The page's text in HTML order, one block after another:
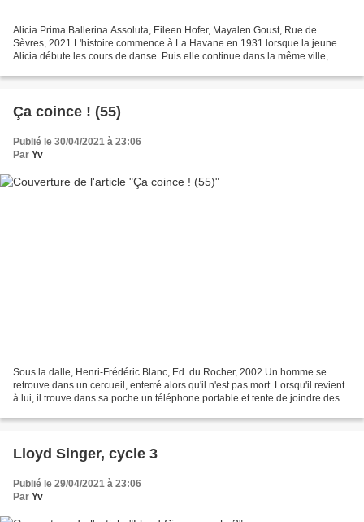
Alicia Prima Ballerina Assoluta, Eileen Hofer, Mayalen Goust, Rue de
Sèvres, 2021 L'histoire commence à La Havane en 1931 lorsque la jeune
Alicia débute les cours de danse. Puis elle continue dans la même ville,
Ça coince ! (55)
Publié le 30/04/2021 à 23:06
Par Yv
Sous la dalle, Henri-Frédéric Blanc, Ed. du Rocher, 2002 Un homme se
retrouve dans un cercueil, enterré alors qu'il n'est pas mort. Lorsqu'il revient
à lui, il trouve dans sa poche un téléphone portable et tente de joindre des
Lloyd Singer, cycle 3
Publié le 29/04/2021 à 23:06
Par Yv